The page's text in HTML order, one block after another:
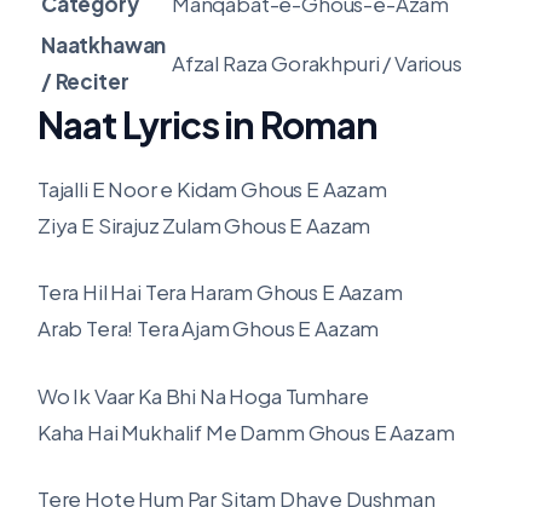
Naatkhawan
/ Reciter
Afzal Raza Gorakhpuri / Various
Naat Lyrics in Roman
Tajalli E Noor e Kidam Ghous E Aazam
Ziya E Sirajuz Zulam Ghous E Aazam
Tera Hil Hai Tera Haram Ghous E Aazam
Arab Tera! Tera Ajam Ghous E Aazam
Wo Ik Vaar Ka Bhi Na Hoga Tumhare
Kaha Hai Mukhalif Me Damm Ghous E Aazam
Tere Hote Hum Par Sitam Dhaye Dushman